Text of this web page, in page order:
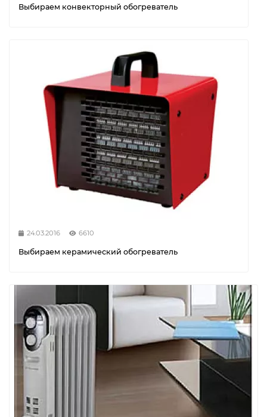
Выбираем конвекторный обогреватель
24.03.2016 6610
Выбираем керамический обогреватель